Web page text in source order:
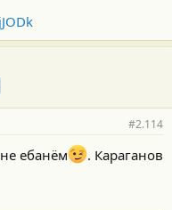
#2.114
ебанём
. Караганов